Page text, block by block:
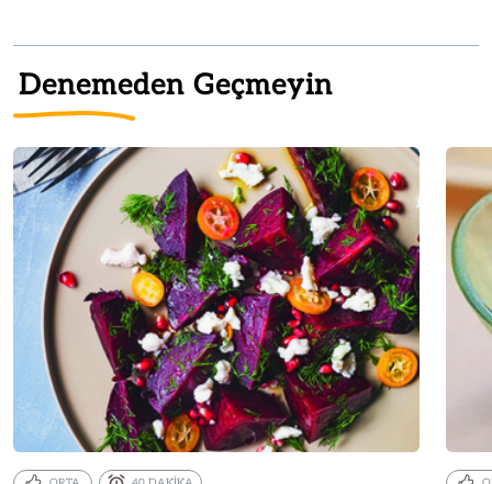
Denemeden Geçmeyin